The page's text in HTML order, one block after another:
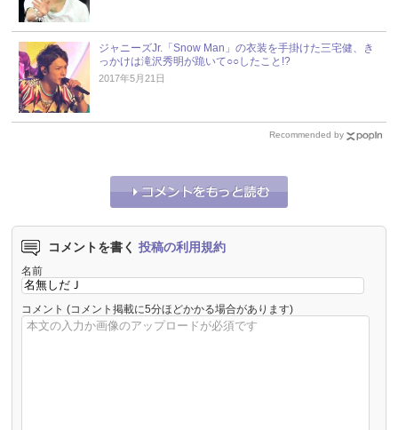
ジャニーズJr.「Snow Man」の衣装を手掛けた三宅健、き
っかけは滝沢秀明が跪いて○○したこと!?
2017年5月21日
Recommended by
コメントを書く 投稿の利用規約
名前
コメント (コメント掲載に5分ほどかかる場合があります)